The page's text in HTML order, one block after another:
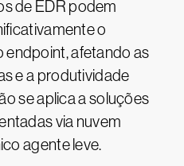
de EDR podem
o
endpoint, afetando as
e a produtividade
se aplica a soluções
via nuvem
agente leve.